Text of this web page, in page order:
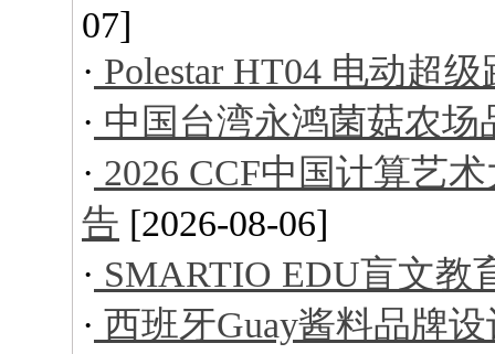
07]
· Polestar HT04 电动超级
· 中国台湾永鸿菌菇农场
· 2026 CCF中国计算艺
告 [2026-08-06]
· SMARTIO EDU盲文教
· 西班牙Guay酱料品牌设